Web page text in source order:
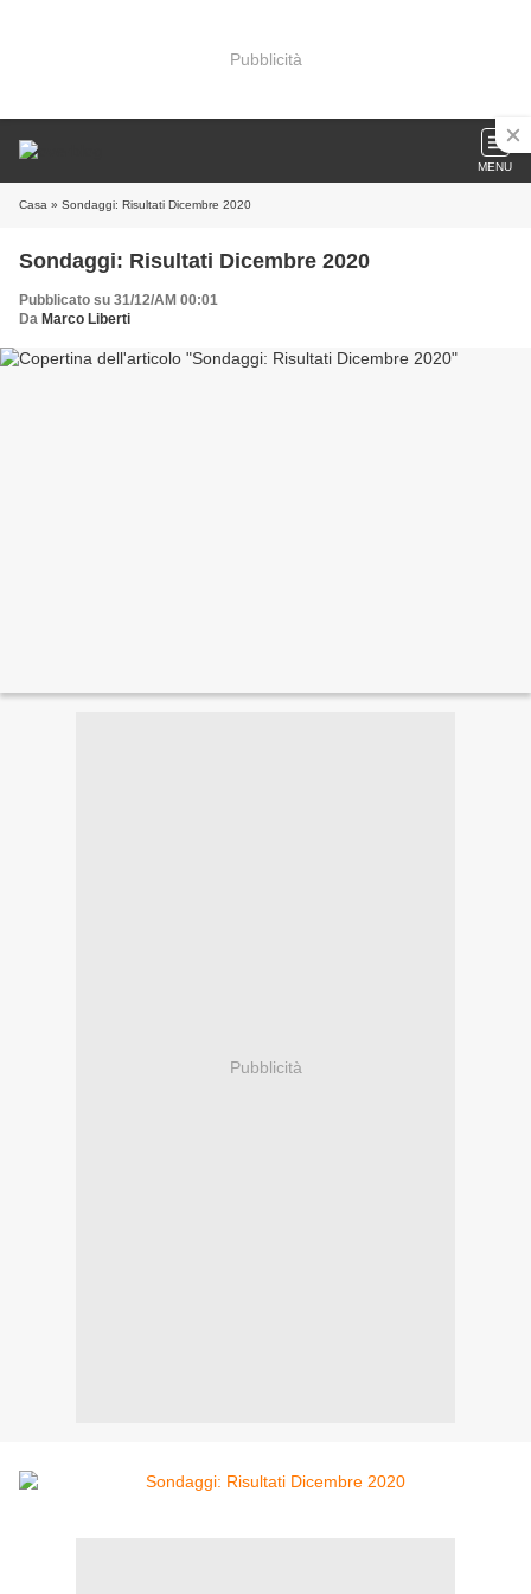
Pubblicità
MENU
Casa » Sondaggi: Risultati Dicembre 2020
Sondaggi: Risultati Dicembre 2020
Pubblicato su 31/12/AM 00:01
Da Marco Liberti
Pubblicità